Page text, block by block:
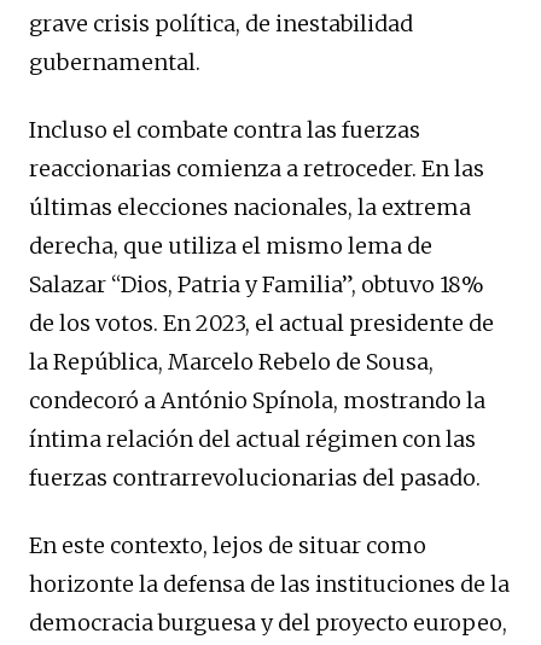
grave crisis política, de inestabilidad
gubernamental.
Incluso el combate contra las fuerzas
reaccionarias comienza a retroceder. En las
últimas elecciones nacionales, la extrema
derecha, que utiliza el mismo lema de
Salazar “Dios, Patria y Familia”, obtuvo 18%
de los votos. En 2023, el actual presidente de
la República, Marcelo Rebelo de Sousa,
condecoró a António Spínola, mostrando la
íntima relación del actual régimen con las
fuerzas contrarrevolucionarias del pasado.
En este contexto, lejos de situar como
horizonte la defensa de las instituciones de la
democracia burguesa y del proyecto europeo,